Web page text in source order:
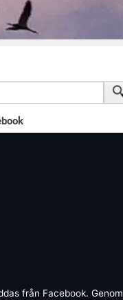
från Facebook. Genom